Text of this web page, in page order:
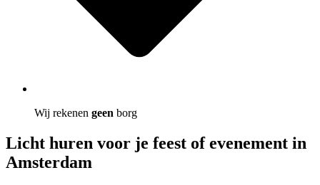
Wij rekenen geen borg
Licht huren voor je feest of evenement in
Amsterdam